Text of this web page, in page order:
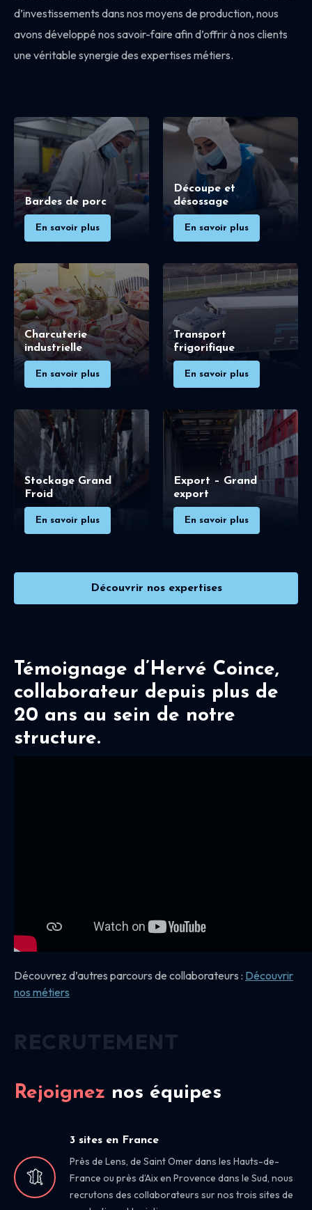
d’investissements dans nos moyens de production, nous
avons développé nos savoir-faire afin d’offrir à nos clients
une véritable synergie des expertises métiers.
Bardes de porc
En savoir plus
Découpe et
désossage
En savoir plus
Charcuterie
industrielle
En savoir plus
Transport
frigorifique
En savoir plus
Stockage Grand
Froid
En savoir plus
Export – Grand
export
En savoir plus
Découvrir nos expertises
Témoignage d’Hervé Coince,
collaborateur depuis plus de
20 ans au sein de notre
structure.
Découvrez d’autres parcours de collaborateurs : Découvrir
nos métiers
Rejoignez nos équipes
3 sites en France
Près de Lens, de Saint Omer dans les Hauts-de-
France ou près d’Aix en Provence dans le Sud, nous
recrutons des collaborateurs sur nos trois sites de
RECRUTEMENT